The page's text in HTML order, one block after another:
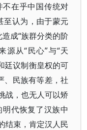
不在乎中国传统对
至认为，由于蒙元
成“族群分类的阶
源从“民心”与“天
廷议制衡皇权的可
、民族有等差，社
战，也无人可以矫
代恢复了汉族中
结束，肯定汉人民